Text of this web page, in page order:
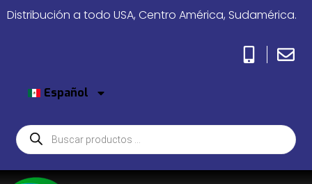
Distribución a todo USA, Centro América, Sudamérica.
Español